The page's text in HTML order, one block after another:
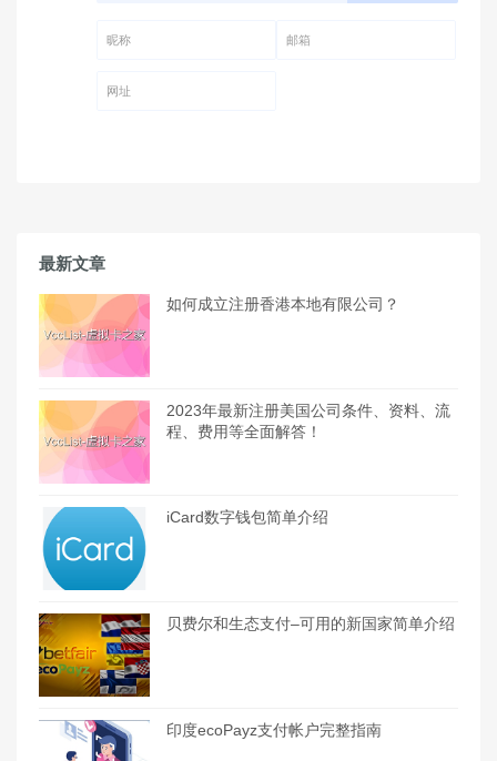
最新文章
如何成立注册香港本地有限公司？
2023年最新注册美国公司条件、资料、流
程、费用等全面解答！
iCard数字钱包简单介绍
贝费尔和生态支付–可用的新国家简单介绍
印度ecoPayz支付帐户完整指南